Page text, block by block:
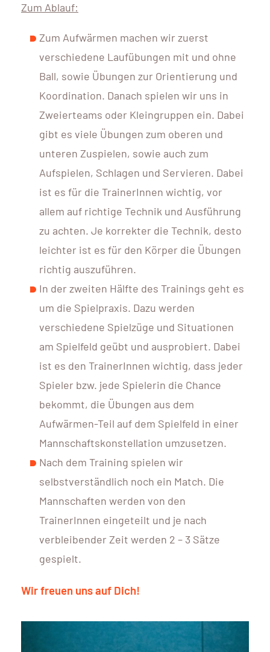
Zum Ablauf:
Zum Aufwärmen machen wir zuerst
verschiedene Laufübungen mit und ohne
Ball, sowie Übungen zur Orientierung und
Koordination. Danach spielen wir uns in
Zweierteams oder Kleingruppen ein. Dabei
gibt es viele Übungen zum oberen und
unteren Zuspielen, sowie auch zum
Aufspielen, Schlagen und Servieren. Dabei
ist es für die TrainerInnen wichtig, vor
allem auf richtige Technik und Ausführung
zu achten. Je korrekter die Technik, desto
leichter ist es für den Körper die Übungen
richtig auszuführen.
In der zweiten Hälfte des Trainings geht es
um die Spielpraxis. Dazu werden
verschiedene Spielzüge und Situationen
am Spielfeld geübt und ausprobiert. Dabei
ist es den TrainerInnen wichtig, dass jeder
Spieler bzw. jede Spielerin die Chance
bekommt, die Übungen aus dem
Aufwärmen-Teil auf dem Spielfeld in einer
Mannschaftskonstellation umzusetzen.
Nach dem Training spielen wir
selbstverständlich noch ein Match. Die
Mannschaften werden von den
TrainerInnen eingeteilt und je nach
verbleibender Zeit werden 2 – 3 Sätze
gespielt.
Wir freuen uns auf Dich!